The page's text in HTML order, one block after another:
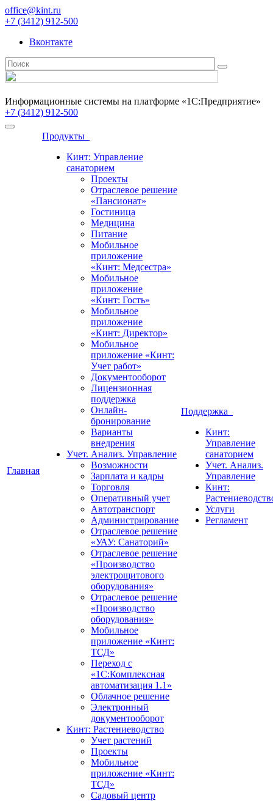
office@kint.ru
+7 (3412) 912-500
Вконтакте
Информационные системы на платформе «1С:Предприятие»
+7 (3412) 912-500
Главная
Продукты
Кинт: Управление
санаторием
Проекты
Отраслевое решение
«Пансионат»
Гостиница
Медицина
Питание
Мобильное
приложение
«Кинт: Медсестра»
Мобильное
приложение
«Кинт: Гость»
Мобильное
приложение
«Кинт: Директор»
Мобильное
приложение «Кинт:
Учет работ»
Документооборот
Лицензионная
поддержка
Онлайн-
бронирование
Варианты
внедрения
Учет. Анализ. Управление
Возможности
Зарплата и кадры
Торговля
Оперативный учет
Автотранспорт
Администрирование
Отраслевое решение
«УАУ: Санаторий»
Отраслевое решение
«Производство
электрощитового
оборудования»
Отраслевое решение
«Производство
оборудования»
Мобильное
приложение «Кинт:
ТСД»
Переход с
«1С:Комплексная
автоматизация 1.1»
Облачное решение
Электронный
документооборот
Кинт: Растениеводство
Учет растений
Проекты
Мобильное
приложение «Кинт:
ТСД»
Садовый центр
Поддержка
Кинт:
Управление
санаторием
Учет. Анализ.
Управление
Кинт:
Услуги
Регламент